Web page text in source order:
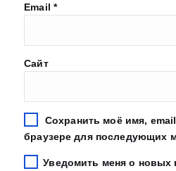
Email *
Сайт
Сохранить моё имя,
браузере для последующих
Уведомить меня о новых